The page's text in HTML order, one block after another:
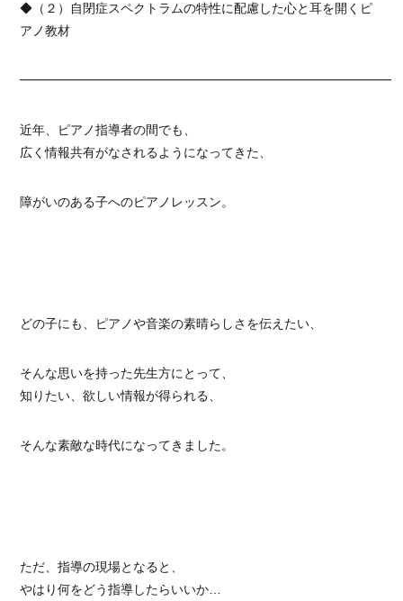
◆（２）自閉症スペクトラムの特性に配慮した心と耳を開くピ
アノ教材
近年、ピアノ指導者の間でも、
広く情報共有がなされるようになってきた、
障がいのある子へのピアノレッスン。
どの子にも、ピアノや音楽の素晴らしさを伝えたい、
そんな思いを持った先生方にとって、
知りたい、欲しい情報が得られる、
そんな素敵な時代になってきました。
ただ、指導の現場となると、
やはり何をどう指導したらいいか…